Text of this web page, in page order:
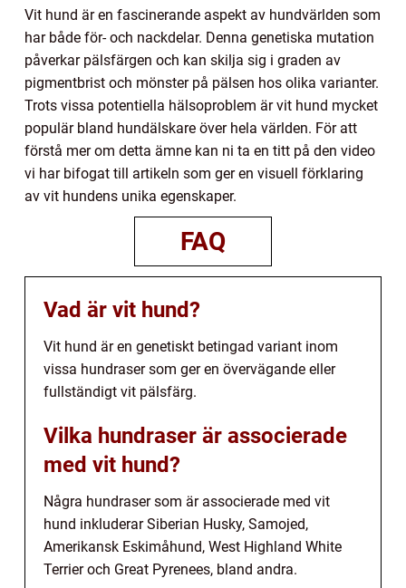
Vit hund är en fascinerande aspekt av hundvärlden som
har både för- och nackdelar. Denna genetiska mutation
påverkar pälsfärgen och kan skilja sig i graden av
pigmentbrist och mönster på pälsen hos olika varianter.
Trots vissa potentiella hälsoproblem är vit hund mycket
populär bland hundälskare över hela världen. För att
förstå mer om detta ämne kan ni ta en titt på den video
vi har bifogat till artikeln som ger en visuell förklaring
av vit hundens unika egenskaper.
FAQ
Vad är vit hund?
Vit hund är en genetiskt betingad variant inom
vissa hundraser som ger en övervägande eller
fullständigt vit pälsfärg.
Vilka hundraser är associerade
med vit hund?
Några hundraser som är associerade med vit
hund inkluderar Siberian Husky, Samojed,
Amerikansk Eskimåhund, West Highland White
Terrier och Great Pyrenees, bland andra.